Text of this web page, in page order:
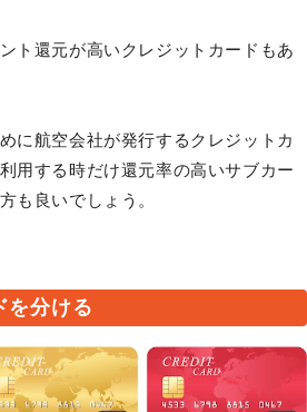
ト還元が高いクレジットカードもあ
に航空会社が発行するクレジットカ
用する時だけ還元率の高いサブカー
も良いでしょう。
分ける